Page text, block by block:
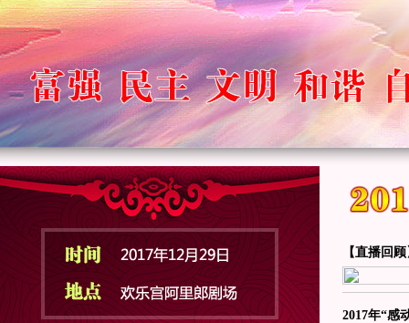
【直播回
2017年“感